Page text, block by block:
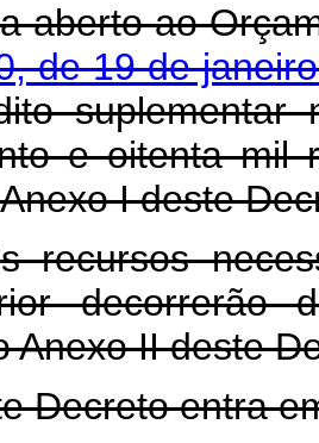
aberto ao
de 19 de
e oitenta mil
I deste
recursos
decorrerão
Anexo II deste
Decreto entra